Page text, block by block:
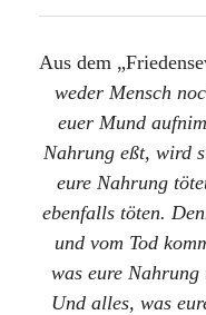
Aus dem
weder Mensch
euer Mund
Nahrung eßt, wird
eure Nahrung
ebenfalls töten.
und vom Tod
was eure
Und alles, was